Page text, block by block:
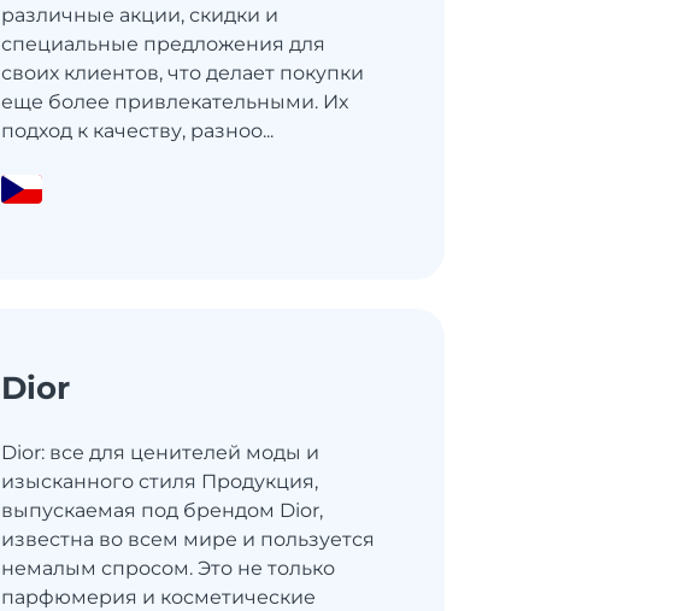
различные акции, скидки и
специальные предложения для
своих клиентов, что делает покупки
еще более привлекательными. Их
подход к качеству, разноо...
Dior
Dior: все для ценителей моды и
изысканного стиля Продукция,
выпускаемая под брендом Dior,
известна во всем мире и пользуется
немалым спросом. Это не только
парфюмерия и косметические